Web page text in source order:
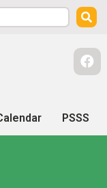
PSSS